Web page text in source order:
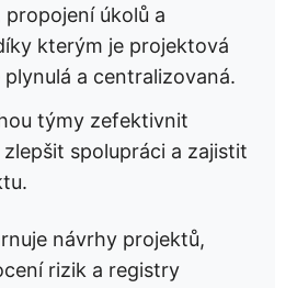
propojení úkolů a
kterým je projektová
a centralizovaná.
týmy zefektivnit
spolupráci a zajistit
návrhy projektů,
rizik a registry